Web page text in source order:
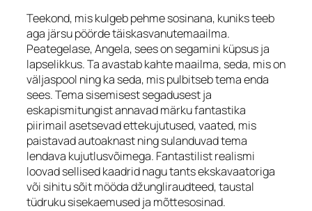
Teekond, mis kulgeb pehme sosinana, kuniks teeb
aga järsu pöörde täiskasvanutemaailma.
Peategelase, Angela, sees on segamini küpsus ja
lapselikkus. Ta avastab kahte maailma, seda, mis on
väljaspool ning ka seda, mis pulbitseb tema enda
sees. Tema sisemisest segadusest ja
eskapismitungist annavad märku fantastika
piirimail asetsevad ettekujutused, vaated, mis
paistavad autoaknast ning sulanduvad tema
lendava kujutlusvõimega. Fantastilist realismi
loovad sellised kaadrid nagu tants ekskavaatoriga
või sihitu sõit mööda džungliraudteed, taustal
tüdruku sisekaemused ja mõttesosinad.